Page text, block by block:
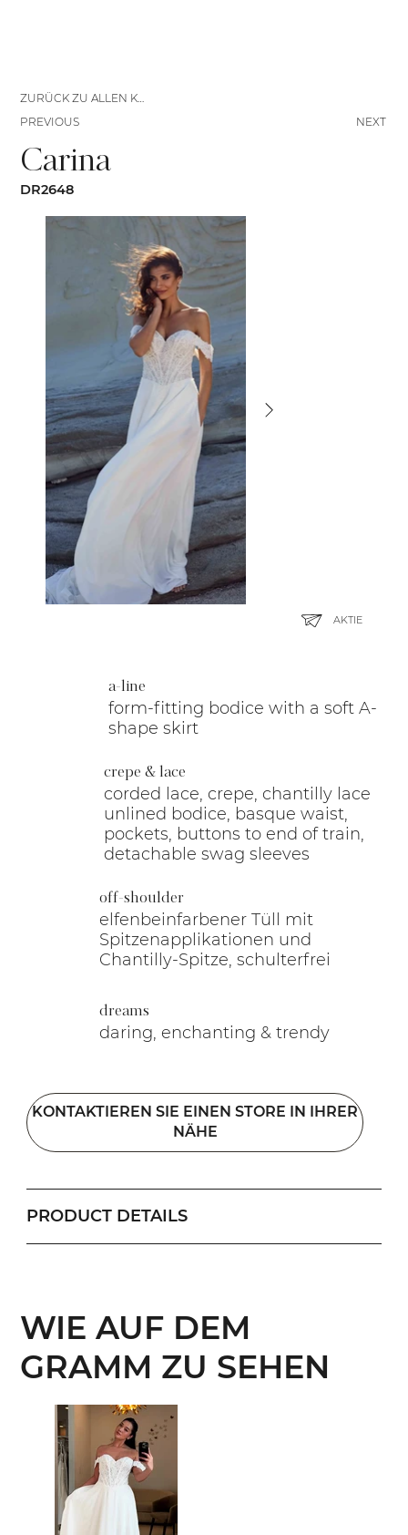
a-line
form-fitting bodice with a soft A-
shape skirt
crepe & lace
corded lace, crepe, chantilly lace
unlined bodice, basque waist,
pockets, buttons to end of train,
detachable swag sleeves
off-shoulder
elfenbeinfarbener Tüll mit
Spitzenapplikationen und
Chantilly-Spitze, schulterfrei
dreams
daring, enchanting & trendy
KONTAKTIEREN SIE EINEN STORE IN IHRER
NÄHE
Carina
DR2648
AKTIE
NEXT
ZURÜCK ZU ALLEN KLEIDERN
PREVIOUS
PRODUCT DETAILS
WIE AUF DEM
GRAMM ZU SEHEN